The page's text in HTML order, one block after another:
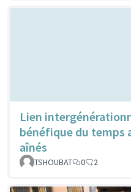
Lien
bénéfique du temps
aînés
TSHOUBAT 0 2